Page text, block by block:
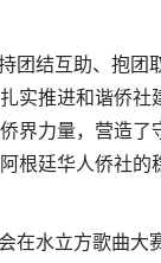
结互助、抱团
实推进和谐侨社
界力量，营造了
根廷华人侨社的
水立方歌曲大